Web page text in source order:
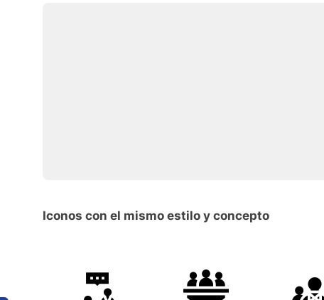
Iconos con el mismo estilo y concepto